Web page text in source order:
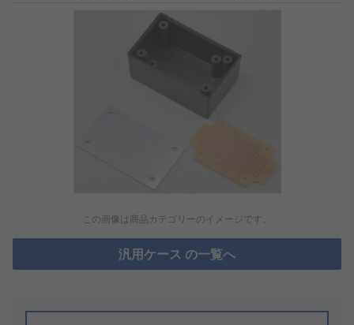
この画像は商品カテゴリーのイメージです。
汎用ケース の一覧へ